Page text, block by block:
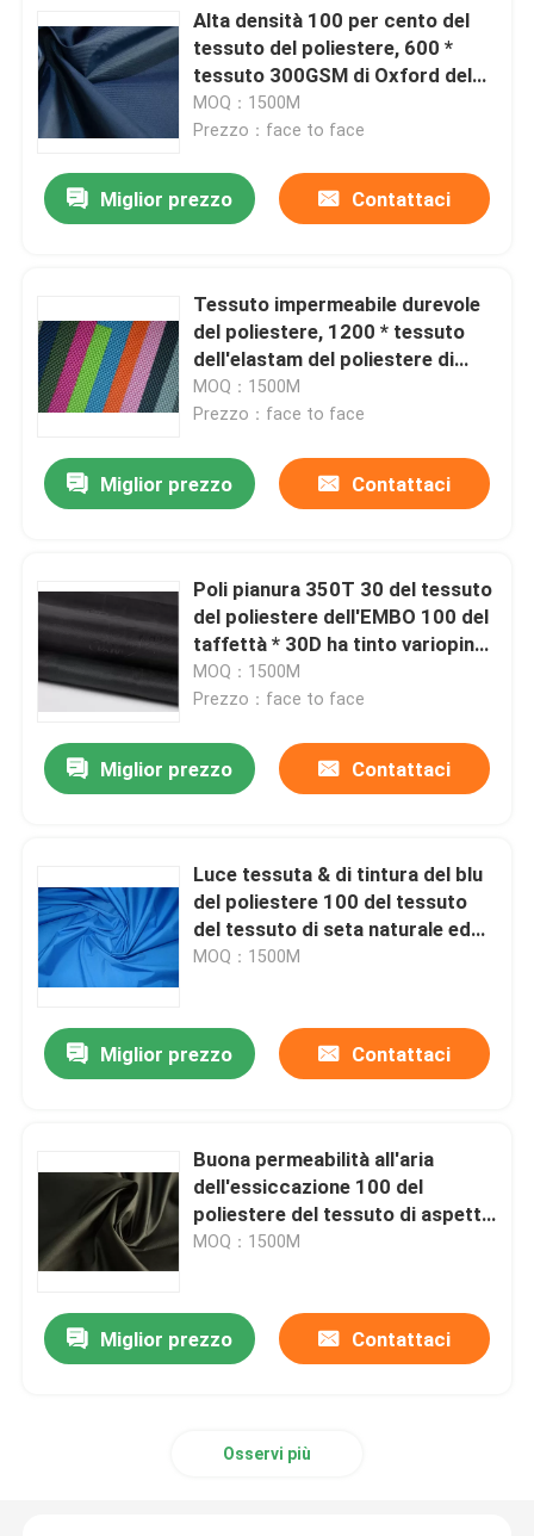
Alta densità 100 per cento del
tessuto del poliestere, 600 *
tessuto 300GSM di Oxford del
poliestere 600D
MOQ：1500M
Prezzo：face to face
Miglior prezzo Contattaci
Tessuto impermeabile durevole
del poliestere, 1200 * tessuto
dell'elastam del poliestere di
1200D Oxford
MOQ：1500M
Prezzo：face to face
Miglior prezzo Contattaci
Poli pianura 350T 30 del tessuto
del poliestere dell'EMBO 100 del
taffettà * 30D ha tinto variopinto
per allineare il tessuto
MOQ：1500M
Prezzo：face to face
Miglior prezzo Contattaci
Luce tessuta & di tintura del blu
del poliestere 100 del tessuto
del tessuto di seta naturale ed
amichevole eco- elegante
MOQ：1500M
Miglior prezzo Contattaci
Buona permeabilità all'aria
dell'essiccazione 100 del
poliestere del tessuto di aspetto
elegante rapido del taffettà
MOQ：1500M
Miglior prezzo Contattaci
Osservi più